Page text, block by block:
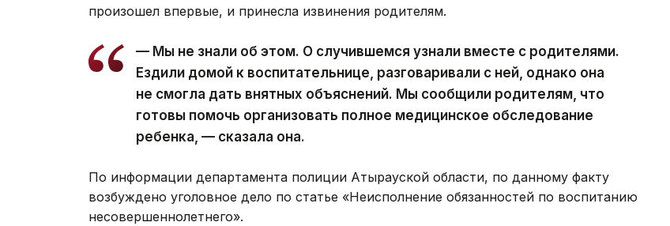
произошел впервые, и принесла извинения родителям.
— Мы не знали об этом. О случившемся узнали вместе с родителями.
Ездили домой к воспитательнице, разговаривали с ней, однако она
не смогла дать внятных объяснений. Мы сообщили родителям, что
готовы помочь организовать полное медицинское обследование
ребенка, — сказала она.
По информации департамента полиции Атырауской области, по данному факту
возбуждено уголовное дело по статье «Неисполнение обязанностей по воспитанию
несовершеннолетнего».